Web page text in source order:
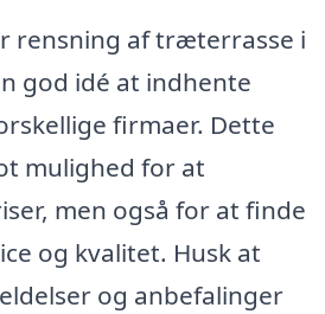
rensning af træterrasse i
god idé at indhente
firmaer. Dette
mulighed for at
men også for at finde
og kvalitet. Husk at
og anbefalinger